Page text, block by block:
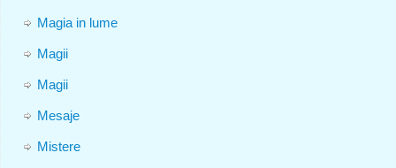
Magia in lume
Magii
Magii
Mesaje
Mistere